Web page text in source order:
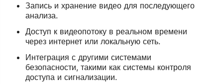
Запись и хранение видео для последующего
анализа.
Доступ к видеопотоку в реальном времени
через интернет или локальную сеть.
Интеграция с другими системами
безопасности, такими как системы контроля
доступа и сигнализации.